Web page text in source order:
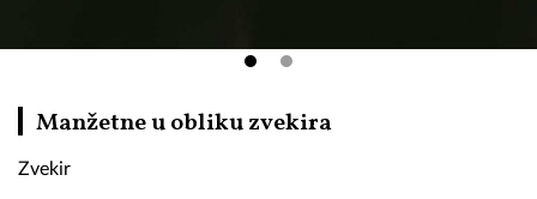
Manžetne u obliku zvekiraZvekir
Zvekir